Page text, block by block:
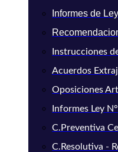
Informes de
Instrucciones
Acuerdos
Oposiciones
Informes Ley
C.Preventiva
C.Resolutiva -